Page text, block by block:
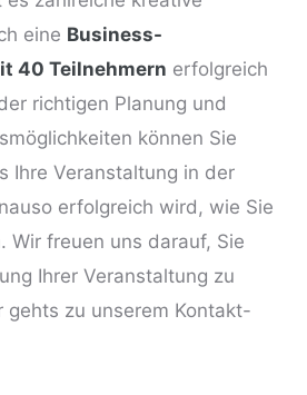
eine Business-
40 Teilnehmern erfolgreich
richtigen Planung und
können Sie
Ihre Veranstaltung in der
erfolgreich wird, wie Sie
Wir freuen uns darauf, Sie
Ihrer Veranstaltung zu
gehts zu unserem Kontakt-